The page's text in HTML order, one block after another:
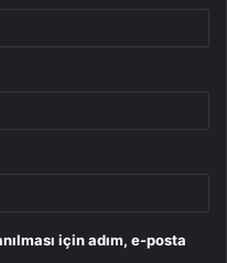
için adım, e-posta